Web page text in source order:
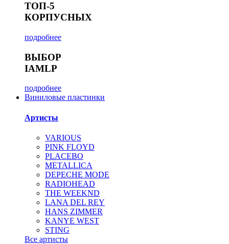
ТОП-5
КОРПУСНЫХ
подробнее
ВЫБОР
IAMLP
подробнее
Виниловые пластинки
Артисты
VARIOUS
PINK FLOYD
PLACEBO
METALLICA
DEPECHE MODE
RADIOHEAD
THE WEEKND
LANA DEL REY
HANS ZIMMER
KANYE WEST
STING
Все артисты